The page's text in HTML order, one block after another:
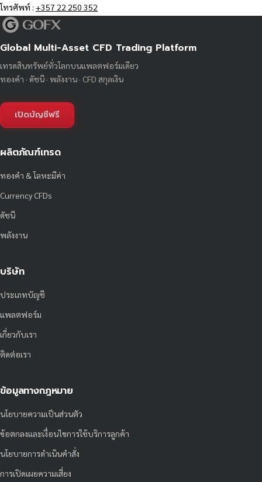
โทรศัพท์ : +357 22 250 352
Global Multi-Asset CFD Trading Platform
เทรดสินทรัพย์ทั่วโลกบนแพลตฟอร์มเดียว
ทองคำ · ดัชนี · พลังงาน · CFD สกุลเงิน
เปิดบัญชีฟรี
ผลิตภัณฑ์เทรด
ทองคำ & โลหะมีค่า
Currency CFDs
ดัชนี
พลังงาน
บริษัท
ประเภทบัญชี
แพลตฟอร์ม
เกี่ยวกับเรา
ติดต่อเรา
ข้อมูลทางกฎหมาย
นโยบายความเป็นส่วนตัว
ข้อตกลงและเงื่อนไขการใช้บริการลูกค้า
นโยบายการดำเนินคำสั่ง
การเปิดเผยความเสี่ยง